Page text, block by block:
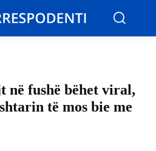
në fushë bëhet viral,
të mos bie me